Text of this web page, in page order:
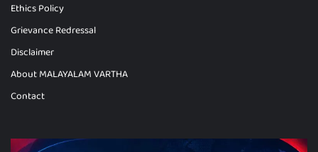
Ethics Policy
Grievance Redressal
Disclaimer
About MALAYALAM VARTHA
Contact